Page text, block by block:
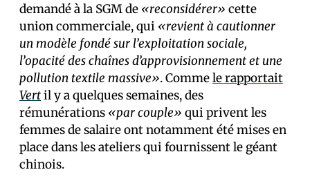
demandé à la SGM de «reconsidérer» cette
union commerciale, qui «revient à cautionner
un modèle fondé sur l’exploitation sociale,
l’opacité des chaînes d’approvisionnement et une
pollution textile massive». Commele rapportait
Vertil y a quelques semaines, des
rémunérations «par couple» qui privent les
femmes de salaire ont notamment été mises en
place dans les ateliers qui fournissent le géant
chinois.